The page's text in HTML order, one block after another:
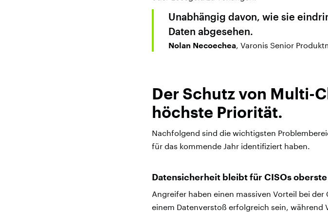
Unabhängig davon, wie sie
Daten abgesehen.
Nolan Necoechea, Varonis Senior
Der Schutz von Multi-
höchste Priorität.
Nachfolgend sind die wichtigsten
für das kommende Jahr identifiziert haben.
Datensicherheit bleibt für CISOs
Angreifer haben einen massiven Vorteil bei
einem Datenverstoß erfolgreich sein, während